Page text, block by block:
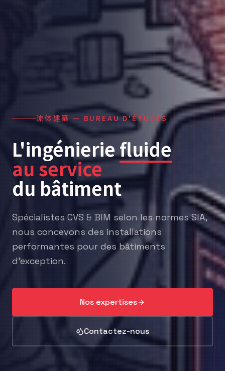
流体建築 — BUREAU D'ÉTUDES
L'ingénieriefluide
au service
du bâtiment
Spécialistes CVS & BIM selon les normes SIA,
nous concevons des installations
performantes pour des bâtiments
d'exception.
Nos expertises
Contactez-nous